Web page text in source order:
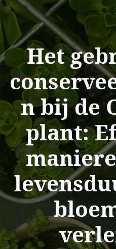
Het
n bij de
plant: